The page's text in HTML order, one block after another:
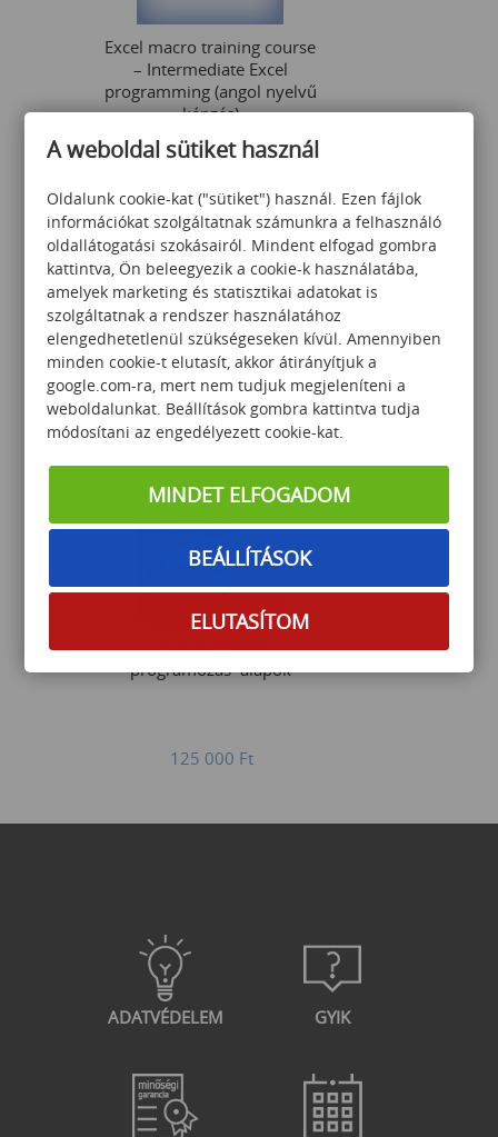
Excel macro training course
– Intermediate Excel
programming (angol nyelvű
képzés)
117 000 Ft
Implementing Cisco
Enterprise Advanced
Routing and Services
Nyelvfüggetlen
programozás–alapok
125 000 Ft
ADATVÉDELEM GYIK
A weboldal sütiket használ
Oldalunk cookie-kat ("sütiket") használ. Ezen fájlok
információkat szolgáltatnak számunkra a felhasználó
oldallátogatási szokásairól. Mindent elfogad gombra
kattintva, Ön beleegyezik a cookie-k használatába,
amelyek marketing és statisztikai adatokat is
szolgáltatnak a rendszer használatához
elengedhetetlenül szükségeseken kívül. Amennyiben
minden cookie-t elutasít, akkor átirányítjuk a
google.com-ra, mert nem tudjuk megjeleníteni a
weboldalunkat. Beállítások gombra kattintva tudja
módosítani az engedélyezett cookie-kat.
MINDET ELFOGADOM
BEÁLLÍTÁSOK
ELUTASÍTOM